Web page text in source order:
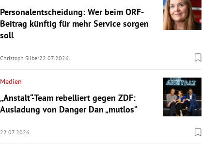
Personalentscheidung: Wer beim ORF-
Beitrag künftig für mehr Service sorgen
soll
Christoph Silber22.07.2026
Medien
„Anstalt“-Team rebelliert gegen ZDF:
Ausladung von Danger Dan „mutlos“
22.07.2026